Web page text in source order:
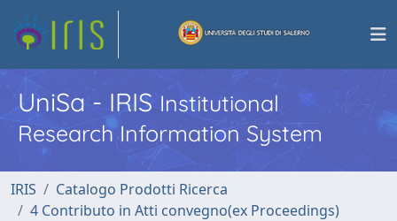
UniSa - IRISInstitutional
Research Information System
IRIS
Catalogo Prodotti Ricerca
4 Contributo in Atti convegno(ex Proceedings)